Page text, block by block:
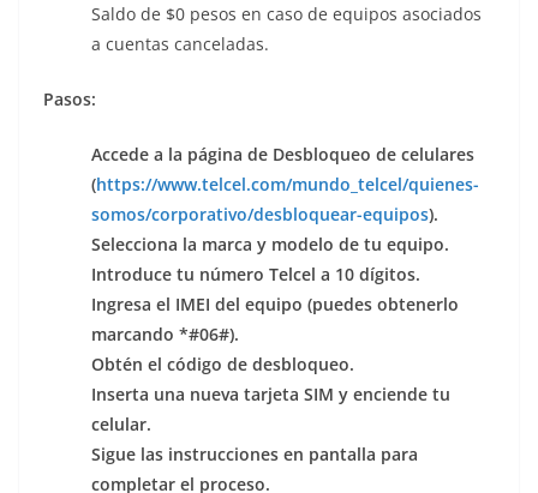
Saldo de $0 pesos en caso de equipos asociados
a cuentas canceladas.
Pasos:
Accede a la página de Desbloqueo de celulares
(https://www.telcel.com/mundo_telcel/quienes-
somos/corporativo/desbloquear-equipos).
Selecciona la marca y modelo de tu equipo.
Introduce tu número Telcel a 10 dígitos.
Ingresa el IMEI del equipo (puedes obtenerlo
marcando *#06#).
Obtén el código de desbloqueo.
Inserta una nueva tarjeta SIM y enciende tu
celular.
Sigue las instrucciones en pantalla para
completar el proceso.